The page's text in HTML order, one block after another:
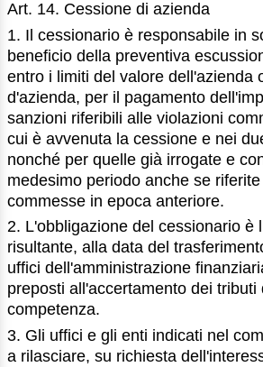
Art. 14. Cessione di azienda
1. Il cessionario è responsabile in
beneficio della preventiva
entro i limiti del valore dell'azienda
d'azienda, per il pagamento
sanzioni riferibili alle violazioni
cui è avvenuta la cessione e nei
nonché per quelle già irrogate e
medesimo periodo anche se
commesse in epoca anteriore.
2. L'obbligazione del cessionario è
risultante, alla data del
uffici dell'amministrazione
preposti all'accertamento dei tributi
competenza.
3. Gli uffici e gli enti indicati nel
a rilasciare, su richiesta